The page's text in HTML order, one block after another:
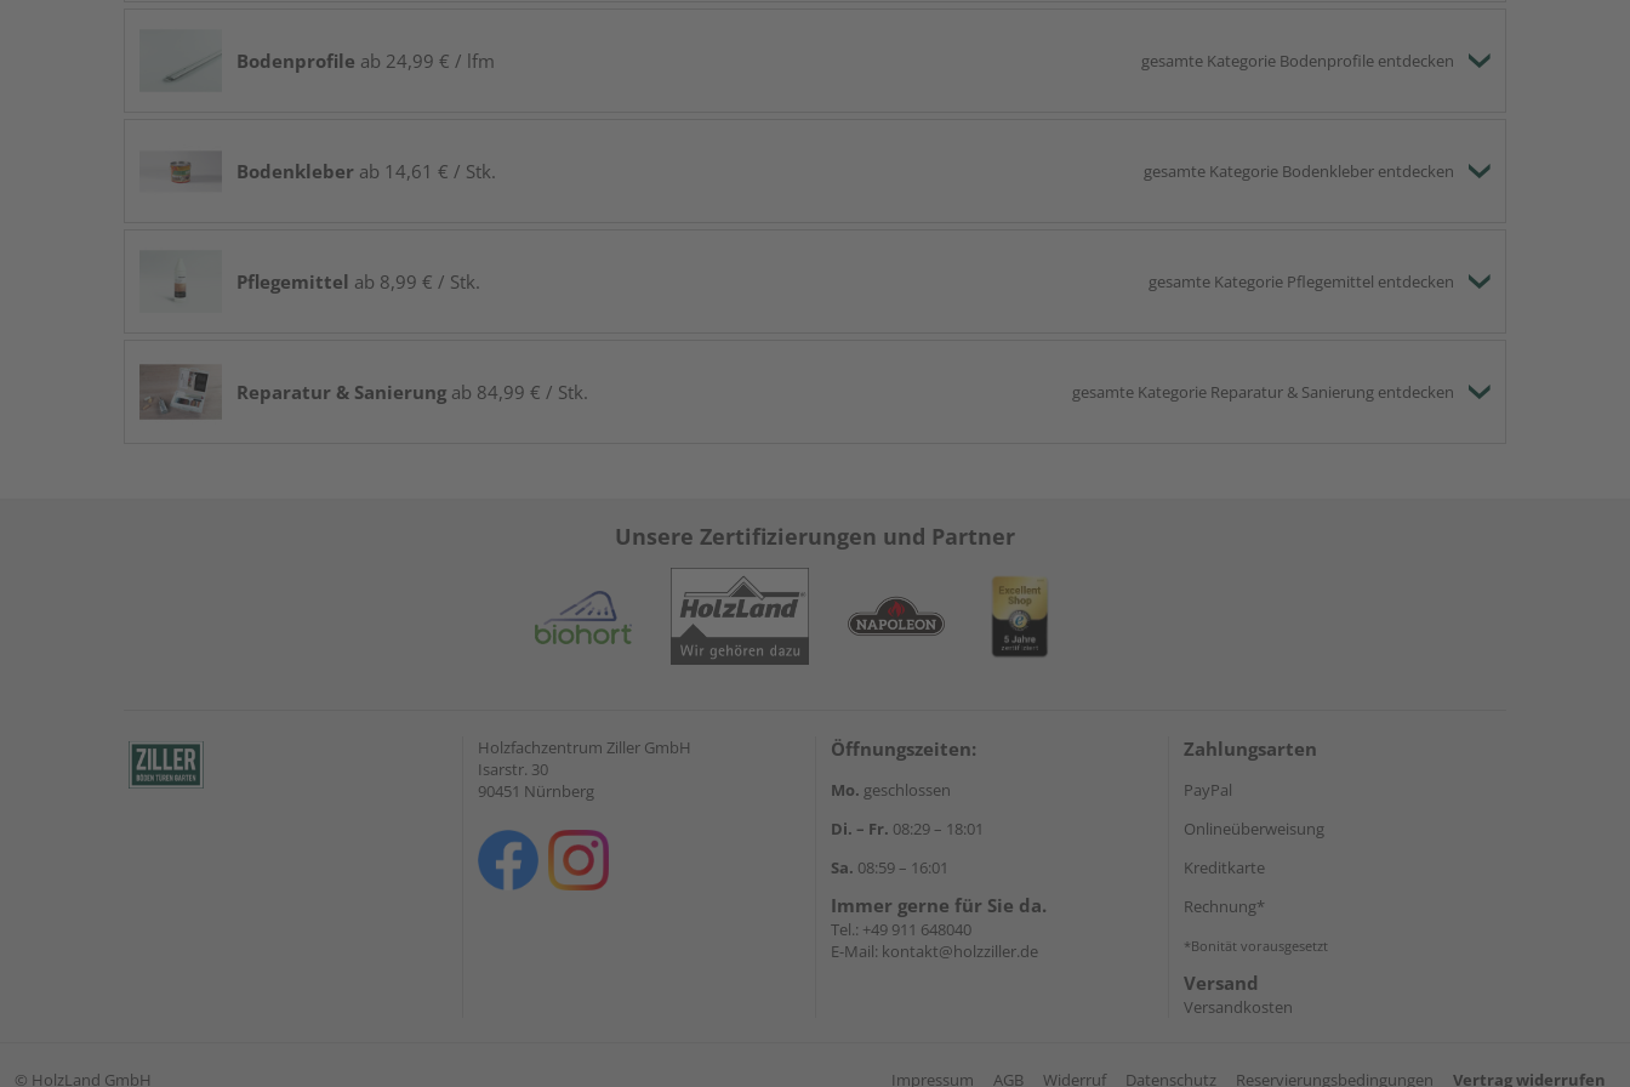
Bodenprofile ab 24,99 € / lfm gesamte Kategorie Bodenprofile entdecken
Bodenkleber ab 14,61 € / Stk. gesamte Kategorie Bodenkleber entdecken
Pflegemittel ab 8,99 € / Stk. gesamte Kategorie Pflegemittel entdecken
Reparatur & Sanierung ab 84,99 € / Stk. gesamte Kategorie Reparatur & Sanierung entdecken
Unsere Zertifizierungen und Partner
Holzfachzentrum Ziller GmbH
Isarstr. 30
90451 Nürnberg
Öffnungszeiten:
Mo. geschlossen
Di. – Fr. 08:29 – 18:01
Sa. 08:59 – 16:01
Immer gerne für Sie da.
Tel.: +49 911 648040
E-Mail: kontakt@holzziller.de
Zahlungsarten
PayPal
Onlineüberweisung
Kreditkarte
Rechnung*
*Bonität vorausgesetzt
Versand
Versandkosten
© HolzLand GmbH Impressum AGB Widerruf Datenschutz Reservierungsbedingungen Vertrag widerrufen